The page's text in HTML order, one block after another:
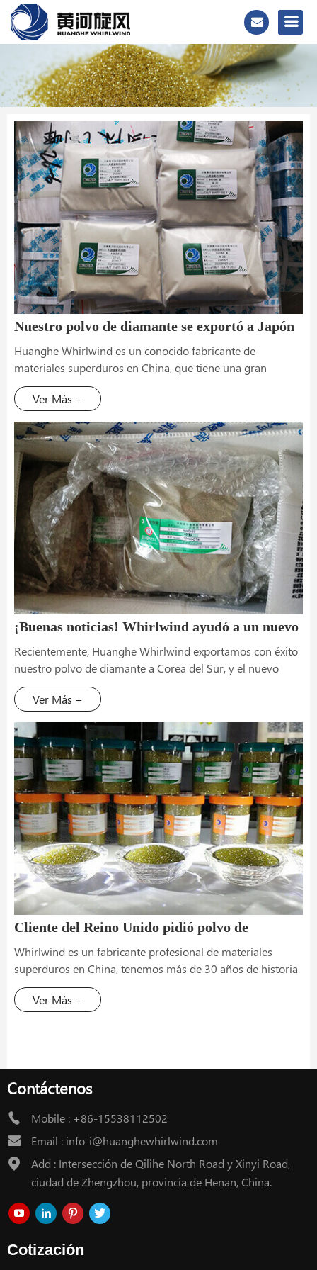
Nuestro polvo de diamante se exportó a Japón
la semana pasada
Huanghe Whirlwind es un conocido fabricante de
materiales superduros en China, que tiene una gran
experiencia en la producción de polvo de diamante y una
larga trayectoria.
Ver Más +
¡Buenas noticias! Whirlwind ayudó a un nuevo
cliente en Corea del Sur
Recientemente, Huanghe Whirlwind exportamos con éxito
nuestro polvo de diamante a Corea del Sur, y el nuevo
cliente había comprado cierta cantidad de polvo de
diamante para nosotros.
Ver Más +
Cliente del Reino Unido pidió polvo de
diamante Whirlwind
Whirlwind es un fabricante profesional de materiales
superduros en China, tenemos más de 30 años de historia
de producción y somos propietarios de nuestra propia
fábrica en la provincia de Henan.
Ver Más +
Contáctenos
Mobile : +86-15538112502
Email : info-i@huanghewhirlwind.com
Add : Intersección de Qilihe North Road y Xinyi Road,
ciudad de Zhengzhou, provincia de Henan, China.
Cotización